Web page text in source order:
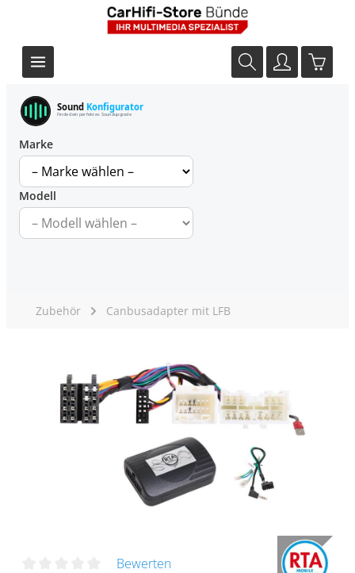
Sound Konfigurator
Finde dein perfektes Soundupgrade
Marke
Modell
Zubehör Canbusadapter mit LFB
Bewerten